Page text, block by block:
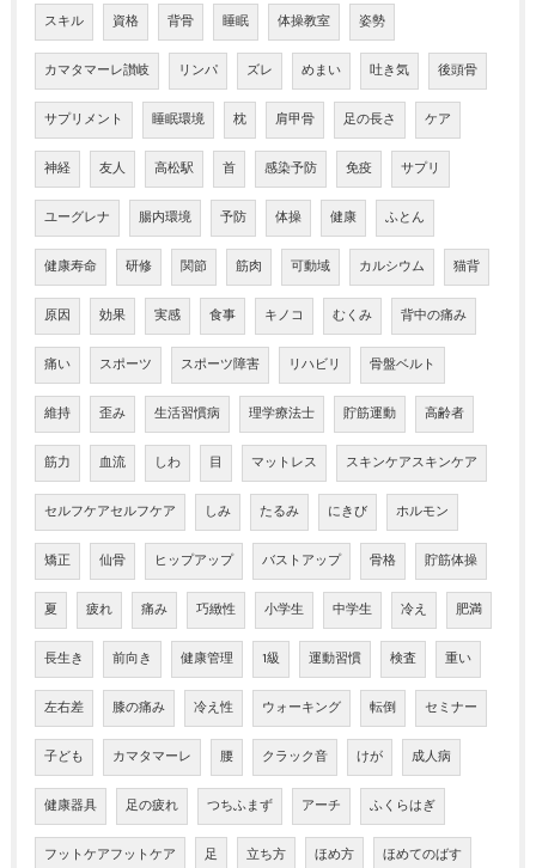
スキル 資格 背骨 睡眠 体操教室 姿勢
カマタマーレ讃岐 リンパ ズレ めまい 吐き気 後頭骨
サプリメント 睡眠環境 枕 肩甲骨 足の長さ ケア
神経 友人 高松駅 首 感染予防 免疫 サプリ
ユーグレナ 腸内環境 予防 体操 健康 ふとん
健康寿命 研修 関節 筋肉 可動域 カルシウム 猫背
原因 効果 実感 食事 キノコ むくみ 背中の痛み
痛い スポーツ スポーツ障害 リハビリ 骨盤ベルト
維持 歪み 生活習慣病 理学療法士 貯筋運動 高齢者
筋力 血流 しわ 目 マットレス スキンケアスキンケア
セルフケアセルフケア しみ たるみ にきび ホルモン
矯正 仙骨 ヒップアップ バストアップ 骨格 貯筋体操
夏 疲れ 痛み 巧緻性 小学生 中学生 冷え 肥満
長生き 前向き 健康管理 1級 運動習慣 検査 重い
左右差 膝の痛み 冷え性 ウォーキング 転倒 セミナー
子ども カマタマーレ 腰 クラック音 けが 成人病
健康器具 足の疲れ つちふまず アーチ ふくらはぎ
フットケアフットケア 足 立ち方 ほめ方 ほめてのばす